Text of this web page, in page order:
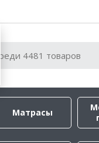
Матрасы